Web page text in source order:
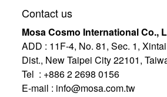
Contact us
Mosa Cosmo International Co.,
ADD : 11F-4, No. 81, Sec. 1,
Dist., New Taipei City 22101,
Tel : +886 2 2698 0156
E-mail : info@mosa.com.tw